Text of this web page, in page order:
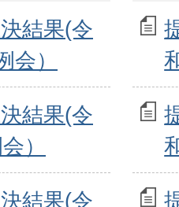
結果(令
会）
結果(令
）
結果(令